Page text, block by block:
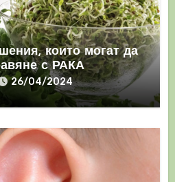
които могат да
с РАКА
26/04/2024